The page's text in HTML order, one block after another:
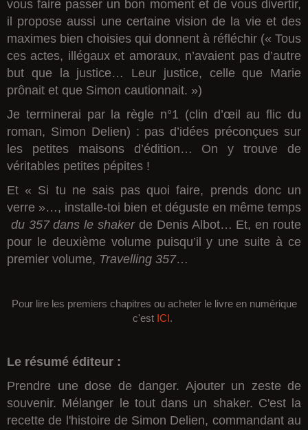
vous faire passer un bon moment et de vous divertir,
il propose aussi une certaine vision de la vie et des
maximes bien choisies qui donnent à réfléchir (« Tous
ces actes, illégaux et amoraux, n’avaient pas d’autre
but que la justice… Leur justice, celle que Marie
prônait et que Simon cautionnait. »)
Je terminerai par la règle n°1 (clin d’œil au flic du
roman, Simon Delien) : pas d’idées préconçues sur
les petites maisons d’édition… On y trouve de
véritables petites pépites !
Et « Si tu ne sais pas quoi faire, prends donc un
verre »…, installe-toi bien et déguste en même temps
du 357 dans le shakerde Denis Albot… Et, en route
pour le deuxième volume puisqu’il y une suite à ce
premier volume, Travelling 357…
Pour lire les premiers chapitres ou acheter le livre en numérique
c'est ICI.
Le résumé éditeur :
Prendre une dose de danger. Ajouter un zeste de
souvenir. Mélanger le tout dans un shaker. C'est la
recette de l'histoire de Simon Delien, commandant au